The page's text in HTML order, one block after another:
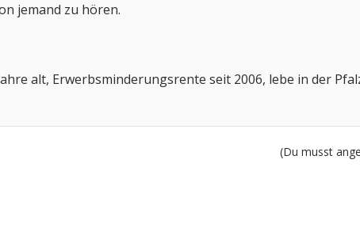
jemand zu hören.
alt, Erwerbsminderungsrente seit 2006, lebe in der
(Du musst